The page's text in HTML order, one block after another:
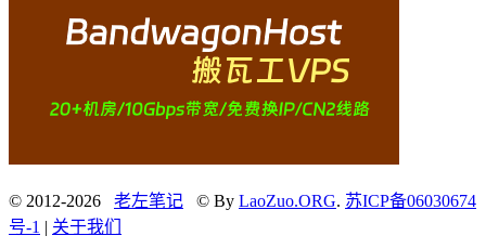
© 2012-2026 老左笔记 © By LaoZuo.ORG. 苏ICP备06030674
号-1 | 关于我们